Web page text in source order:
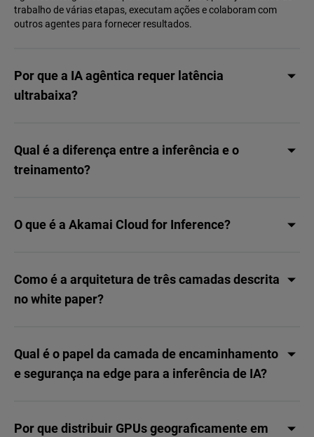
trabalho de várias etapas, executam ações e colaboram com
outros agentes para fornecer resultados.
Por que a IA agêntica requer latência
ultrabaixa?
Qual é a diferença entre a inferência e o
treinamento?
O que é a Akamai Cloud for Inference?
Como é a arquitetura de três camadas descrita
no white paper?
Qual é o papel da camada de encaminhamento
e segurança na edge para a inferência de IA?
Por que distribuir GPUs geograficamente em